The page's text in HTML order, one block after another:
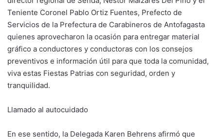
Teniente Coronel Pablo Ortiz Fuentes, Prefecto de
Servicios de la Prefectura de Carabineros de Antofagasta
quienes aprovecharon la ocasión para entregar material
gráfico a conductores y conductoras con los consejos
preventivos e información útil para que toda la comunidad,
viva estas Fiestas Patrias con seguridad, orden y
tranquilidad.
Llamado al autocuidado
En ese sentido, la Delegada Karen Behrens afirmó que